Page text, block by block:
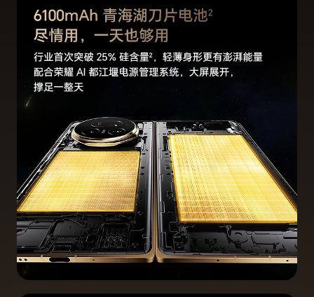
前置摄像头照片
分辨率
最大可支持5120x3840像素(备注:*不同拍照模式
的照片像素可能有差异，请以实际为准。)
前置摄像头摄像
分辨率
摄像最大可支持3840×2160像素(备注:*不同拍照
模式的照片像素可能有差异，请以实际为准。)
防抖模式
EIS+OIS
后置拍摄功能
AI超级长焦、舞台模式、鹰眼精彩抓拍、鹰眼自动
抓拍、雅顾人像艺术风格、胶片模拟、智能追焦、
主角追焦、动态照片、延时摄影、AI摄影、广角、
大光圈、双景录像、夜景模式、人像模式（含美颜
美妆）、专业模式、慢动作、全景、录像、HDR
拍照、微电影、滤镜、水印、文档扫描、超级微
距、笑脸抓拍、声控拍照、定时拍摄、智能广角、
长焦画中画、月亮模式、超级夜景视频、连拍、高
像素模式等
前置拍摄功能
人像模式、滤镜、笑脸抓拍、自拍镜像、声控拍
照、定时拍摄、手势拍照、夜景模式、水印模式、
自拍环形补光、双景录像
电池
电池类型
锂聚合物电池